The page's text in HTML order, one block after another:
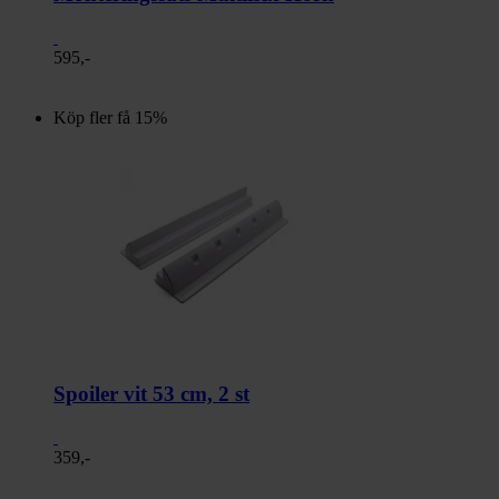
595,-
Köp fler få 15%
Spoiler vit 53 cm, 2 st
359,-